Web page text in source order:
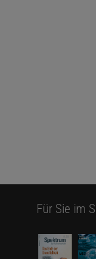
Für Sie im